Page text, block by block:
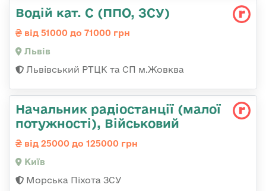
Водій кат. С (ППО, ЗСУ)
від 51000 до 71000 грн
Львів
Львівський РТЦК та СП м.Жовква
Начальник радіостанції (малої
потужності), Військовий
від 25000 до 125000 грн
Київ
Морська Піхота ЗСУ